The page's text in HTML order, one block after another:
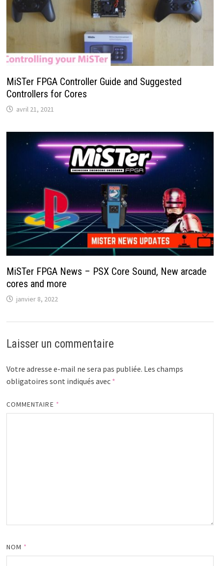
MiSTer FPGA Controller Guide and Suggested
Controllers for Cores
avril 21, 2021
MiSTer FPGA News – PSX Core Sound, New arcade
cores and more
janvier 8, 2022
Laisser un commentaire
Votre adresse e-mail ne sera pas publiée. Les champs
obligatoires sont indiqués avec *
COMMENTAIRE *
NOM *